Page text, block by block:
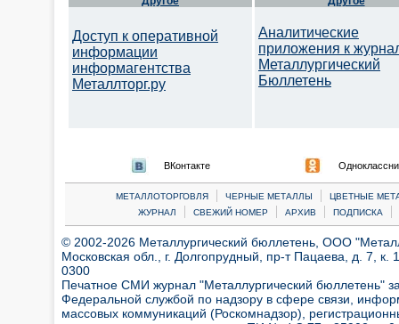
Доступ к оперативной
информации
информагентства
Металлторг.ру
Аналитические
приложения к
Металлургический
Бюллетень
ВКонтакте
МЕТАЛЛОТОРГОВЛЯ | ЧЕРНЫЕ МЕТАЛЛЫ |
ЦВЕТНЫЕ
ЖУРНАЛ
| СВЕЖИЙ НОМЕР | АРХИВ | ПОДПИСКА |
© 2002-2026 Металлургический бюллетень, ООО
Московская обл., г. Долгопрудный, пр-т Пацаева, д. 7,
0300
Печатное СМИ журнал "Металлургический бюллетень"
Федеральной службой по надзору в сфере связи,
массовых коммуникаций (Роскомнадзор),